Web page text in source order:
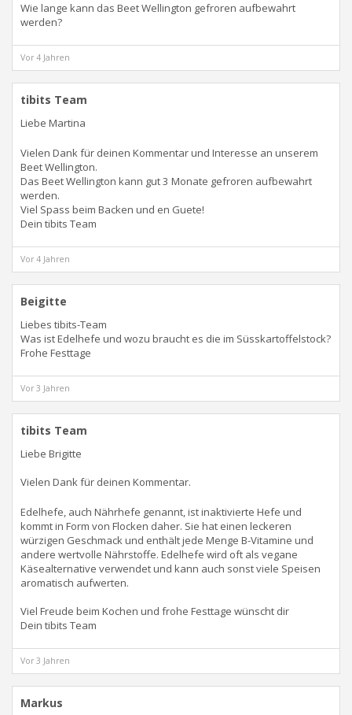
Wie lange kann das Beet Wellington gefroren aufbewahrt
werden?
Vor 4 Jahren
tibits Team
Liebe Martina
Vielen Dank für deinen Kommentar und Interesse an unserem
Beet Wellington.
Das Beet Wellington kann gut 3 Monate gefroren aufbewahrt
werden.
Viel Spass beim Backen und en Guete!
Dein tibits Team
Vor 4 Jahren
Beigitte
Liebes tibits-Team
Was ist Edelhefe und wozu braucht es die im Süsskartoffelstock?
Frohe Festtage
Vor 3 Jahren
tibits Team
Liebe Brigitte
Vielen Dank für deinen Kommentar.
Edelhefe, auch Nährhefe genannt, ist inaktivierte Hefe und
kommt in Form von Flocken daher. Sie hat einen leckeren
würzigen Geschmack und enthält jede Menge B-Vitamine und
andere wertvolle Nährstoffe. Edelhefe wird oft als vegane
Käsealternative verwendet und kann auch sonst viele Speisen
aromatisch aufwerten.
Viel Freude beim Kochen und frohe Festtage wünscht dir
Dein tibits Team
Vor 3 Jahren
Markus